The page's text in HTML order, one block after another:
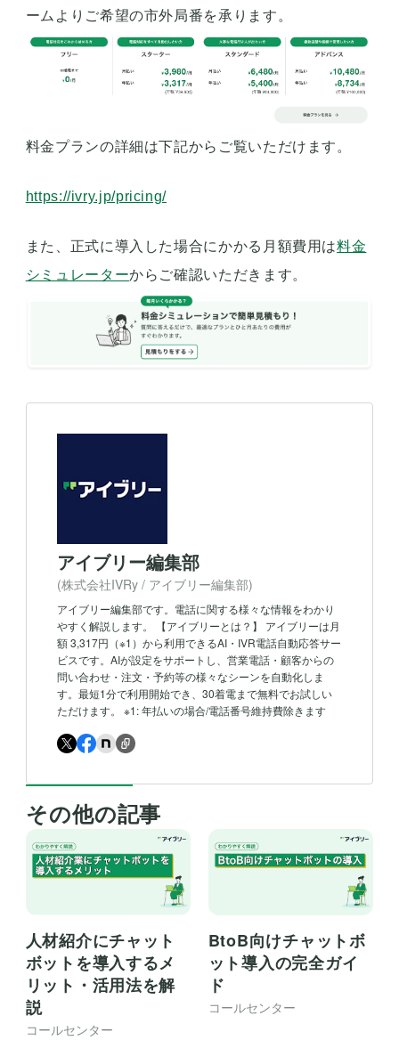
ームよりご希望の市外局番を承ります。
料金プランの詳細は下記からご覧いただけます。
https://ivry.jp/pricing/
また、正式に導入した場合にかかる月額費用は料金
シミュレーターからご確認いただきます。
アイブリー編集部
(株式会社IVRy / アイブリー編集部)
アイブリー編集部です。電話に関する様々な情報をわかり
やすく解説します。 【アイブリーとは？】 アイブリーは月
額 3,317円（※1）から利用できるAI・IVR電話自動応答サー
ビスです。AIが設定をサポートし、営業電話・顧客からの
問い合わせ・注文・予約等の様々なシーンを自動化しま
す。最短1分で利用開始でき、30着電まで無料でお試しい
ただけます。 ※1: 年払いの場合/電話番号維持費除きます
その他の記事
人材紹介にチャット
ボットを導入するメ
リット・活用法を解
説
コールセンター
BtoB向けチャットボ
ット導入の完全ガイ
ド
コールセンター